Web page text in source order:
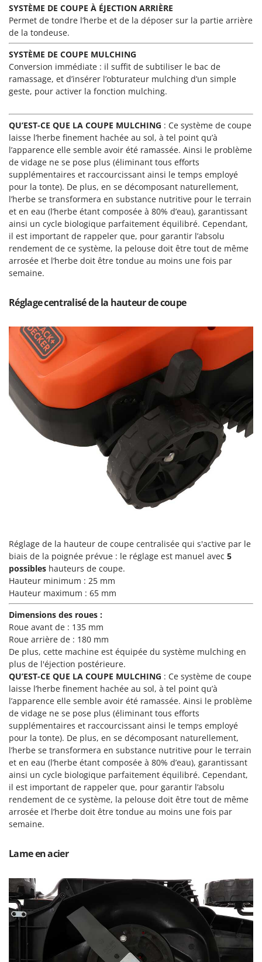
NuAir
NuovaFac
O
Officine Savioli
Oliviero
Olix
OMA
Omas
Ompagrill
Ooni
Oriental Koshin
Outdoorchef
P
Palazzetti
Palumbo Pavi
Partisani
Philips
Prismafood
R
R.G.V.
Rato
Reber
Redback
Resto Italia
Rossofuoco
Rover Pompe
Royal Food
Ryobi
S
S.T.P.
Santos
Sbaraglia
Schnitzer
Seven Italy
Shark
Silky
Simatech
Sirman
Skil
Smartwood
Smeg
Spice Electronics
Spiralmac
Spring Protezione
Spyro
Stanley
SYSTÈME DE COUPE À ÉJECTION ARRIÈRE
Permet de tondre l’herbe et de la déposer sur la partie arrière
de la tondeuse.
SYSTÈME DE COUPE MULCHING
Conversion immédiate : il suffit de subtiliser le bac de
ramassage, et d’insérer l’obturateur mulching d’un simple
geste, pour activer la fonction mulching.
QU’EST-CE QUE LA COUPE MULCHING : Ce système de coupe
laisse l’herbe finement hachée au sol, à tel point qu’à
l’apparence elle semble avoir été ramassée. Ainsi le problème
de vidage ne se pose plus (éliminant tous efforts
supplémentaires et raccourcissant ainsi le temps employé
pour la tonte). De plus, en se décomposant naturellement,
l’herbe se transformera en substance nutritive pour le terrain
et en eau (l’herbe étant composée à 80% d’eau), garantissant
ainsi un cycle biologique parfaitement équilibré. Cependant,
il est important de rappeler que, pour garantir l’absolu
rendement de ce système, la pelouse doit être tout de même
arrosée et l’herbe doit être tondue au moins une fois par
semaine.
Réglage centralisé de la hauteur de coupe
Réglage de la hauteur de coupe centralisée qui s'active par le
biais de la poignée prévue : le réglage est manuel avec 5
possibles hauteurs de coupe.
Hauteur minimum : 25 mm
Hauteur maximum : 65 mm
Dimensions des roues :
Roue avant de : 135 mm
Roue arrière de : 180 mm
De plus, cette machine est équipée du système mulching en
plus de l'éjection postérieure.
QU’EST-CE QUE LA COUPE MULCHING : Ce système de coupe
laisse l’herbe finement hachée au sol, à tel point qu’à
l’apparence elle semble avoir été ramassée. Ainsi le problème
de vidage ne se pose plus (éliminant tous efforts
supplémentaires et raccourcissant ainsi le temps employé
pour la tonte). De plus, en se décomposant naturellement,
l’herbe se transformera en substance nutritive pour le terrain
et en eau (l’herbe étant composée à 80% d’eau), garantissant
ainsi un cycle biologique parfaitement équilibré. Cependant,
il est important de rappeler que, pour garantir l’absolu
rendement de ce système, la pelouse doit être tout de même
arrosée et l’herbe doit être tondue au moins une fois par
semaine.
Lame en acier